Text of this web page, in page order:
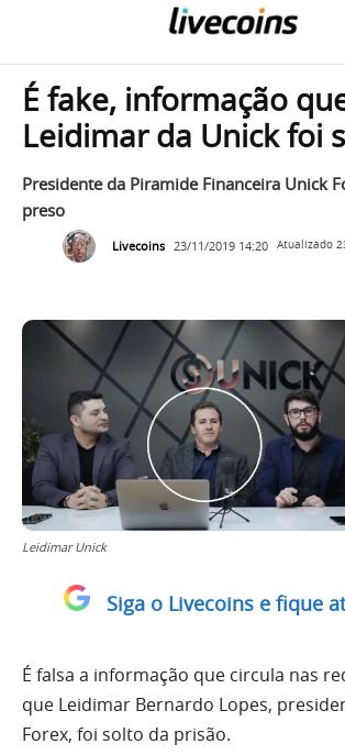
É fake, informação
Leidimar da Unick foi
Presidente da Piramide Financeira Unick
preso
Livecoins 23/11/2019 14:20 Atualizado
Leidimar Unick
Siga o Livecoins e fique
É falsa a informação que circula nas
que Leidimar Bernardo Lopes,
Forex, foi solto da prisão.